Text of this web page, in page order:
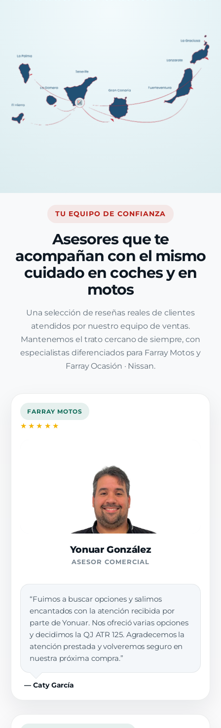
TU EQUIPO DE CONFIANZA
Asesores que te
acompañan con el mismo
cuidado en coches y en
motos
Una selección de reseñas reales de clientes
atendidos por nuestro equipo de ventas.
Mantenemos el trato cercano de siempre, con
especialistas diferenciados para Farray Motos y
Farray Ocasión · Nissan.
FARRAY MOTOS
★★★★★
Yonuar González
ASESOR COMERCIAL
“Fuimos a buscar opciones y salimos
encantados con la atención recibida por
parte de Yonuar. Nos ofreció varias opciones
y decidimos la QJ ATR 125. Agradecemos la
atención prestada y volveremos seguro en
nuestra próxima compra.”
— Caty García